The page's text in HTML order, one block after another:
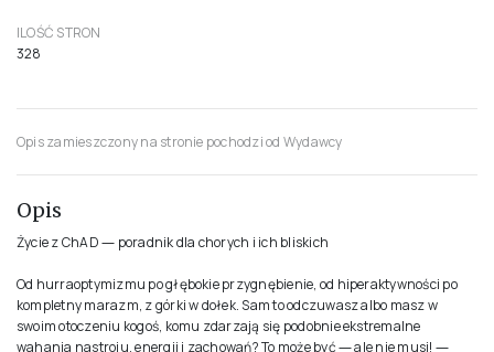
ILOŚĆ STRON
328
Opis zamieszczony na stronie pochodzi od Wydawcy
Opis
Życie z ChAD ― poradnik dla chorych i ich bliskich
Od hurraoptymizmu po głębokie przygnębienie, od hiperaktywności po
kompletny marazm, z górki w dołek. Sam to odczuwasz albo masz w
swoim otoczeniu kogoś, komu zdarzają się podobnie ekstremalne
wahania nastroju, energii i zachowań? To może być ― ale nie musi! ―